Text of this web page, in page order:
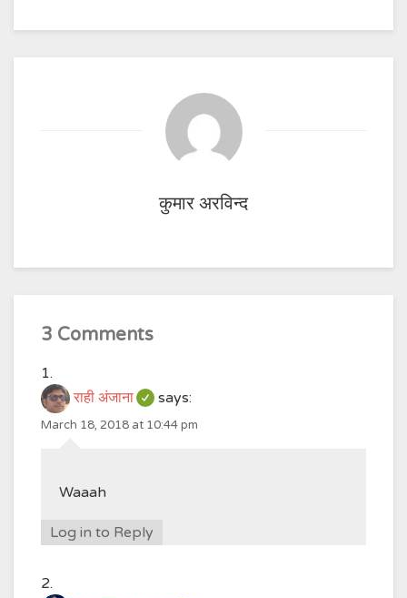
कुमार अरविन्द
3 Comments
राही अंजाना says:
March 18, 2018 at 10:44 pm
Waaah
Log in to Reply